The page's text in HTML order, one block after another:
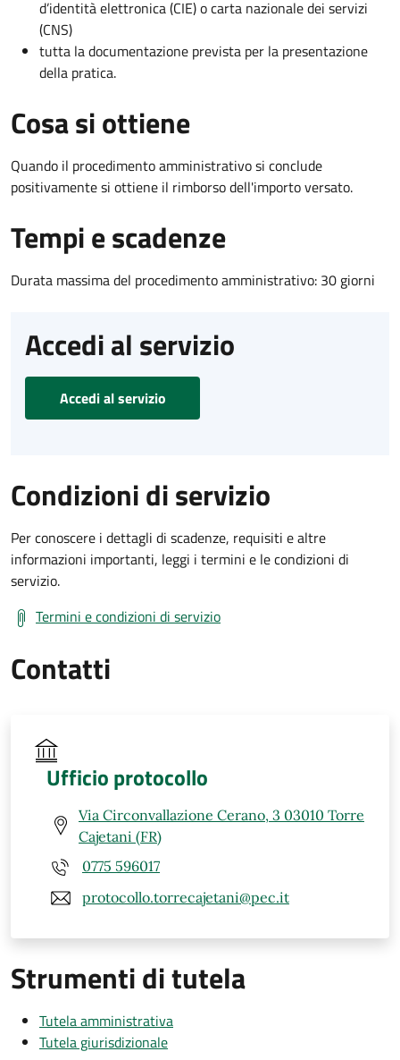
d’identità elettronica (CIE) o carta nazionale dei servizi
(CNS)
tutta la documentazione prevista per la presentazione
della pratica.
Cosa si ottiene
Quando il procedimento amministrativo si conclude
positivamente si ottiene il rimborso dell'importo versato.
Tempi e scadenze
Durata massima del procedimento amministrativo: 30 giorni
Accedi al servizio
Accedi al servizio
Condizioni di servizio
Per conoscere i dettagli di scadenze, requisiti e altre
informazioni importanti, leggi i termini e le condizioni di
servizio.
Termini e condizioni di servizio
Contatti
Ufficio protocollo
Via Circonvallazione Cerano, 3 03010 Torre
Cajetani (FR)
0775 596017
protocollo.torrecajetani@pec.it
Strumenti di tutela
Tutela amministrativa
Tutela giurisdizionale